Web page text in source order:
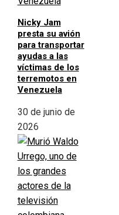
Nicky Jam
presta su avión
para transportar
ayudas a las
víctimas de los
terremotos en
Venezuela
30 de junio de
2026